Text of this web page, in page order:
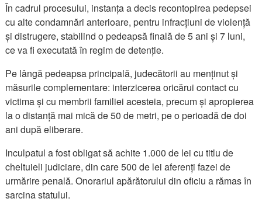
În cadrul procesului, instanța a decis recontopirea pedepsei
cu alte condamnări anterioare, pentru infracțiuni de violență
și distrugere, stabilind o pedeapsă finală de 5 ani și 7 luni,
ce va fi executată în regim de detenție.
Pe lângă pedeapsa principală, judecătorii au menținut și
măsurile complementare: interzicerea oricărui contact cu
victima și cu membrii familiei acesteia, precum și apropierea
la o distanță mai mică de 50 de metri, pe o perioadă de doi
ani după eliberare.
Inculpatul a fost obligat să achite 1.000 de lei cu titlu de
cheltuieli judiciare, din care 500 de lei aferenți fazei de
urmărire penală. Onorariul apărătorului din oficiu a rămas în
sarcina statului.